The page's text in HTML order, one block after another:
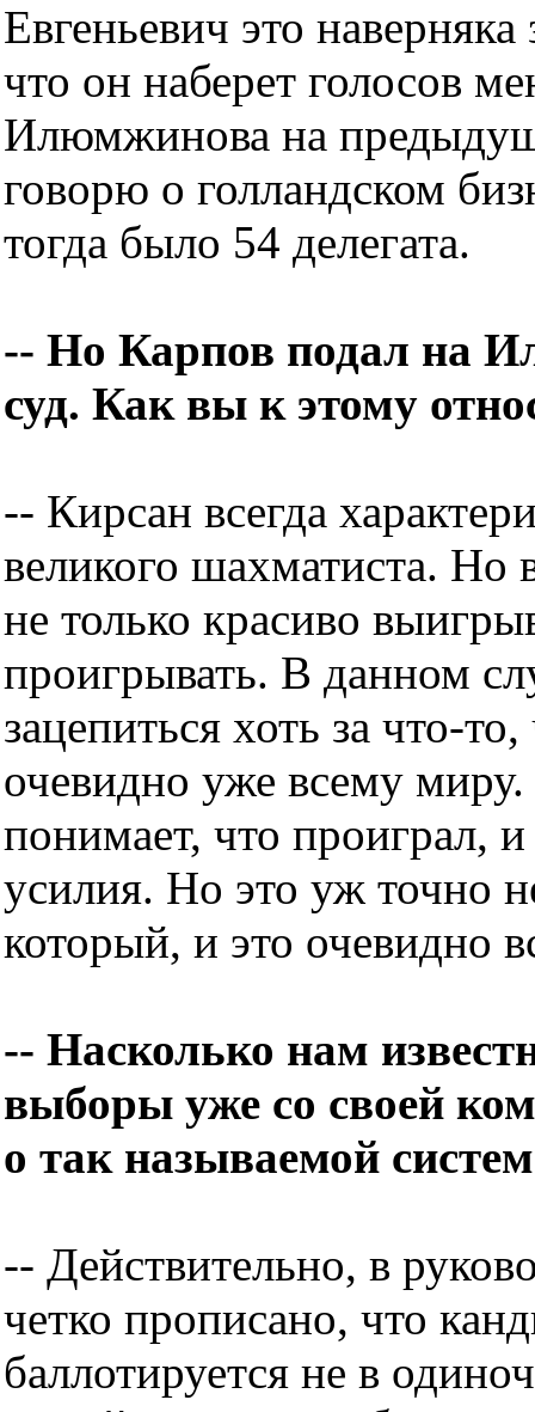
Евгеньевич это
что он наберет голосов
Илюмжинова на
говорю о голландском
тогда было 54 делегата.
-- Но Карпов подал на
суд. Как вы к этому
-- Кирсан всегда
великого шахматиста. Но
не только красиво
проигрывать. В данном
зацепиться хоть за что-
очевидно уже всему
понимает, что проиграл,
усилия. Но это уж точно
который, и это очевидно
-- Насколько нам
выборы уже со своей
о так называемой
-- Действительно, в
четко прописано, что
баллотируется не в